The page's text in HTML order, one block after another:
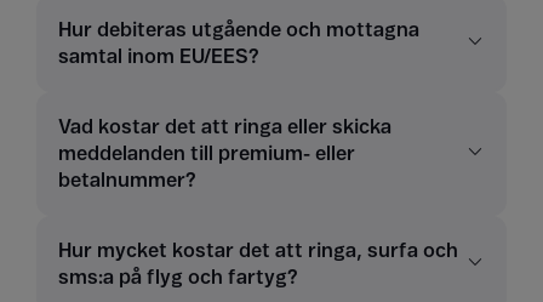
Hur debiteras utgående och mottagna
samtal inom EU/EES?
Vad kostar det att ringa eller skicka
meddelanden till premium- eller
betalnummer?
Hur mycket kostar det att ringa, surfa och
sms:a på flyg och fartyg?